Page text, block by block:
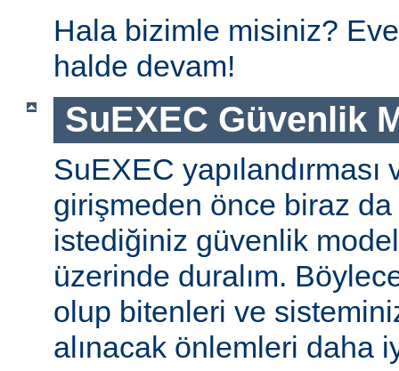
Hala bizimle misiniz?
halde devam!
SuEXEC Güvenlik
SuEXEC
girişmeden önce biraz
istediğiniz güvenlik
üzerinde duralım.
olup bitenleri ve
alınacak önlemleri daha